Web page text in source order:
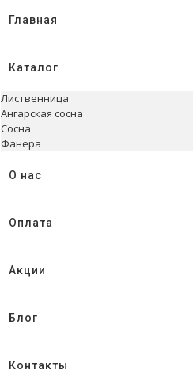
Главная
Каталог
Лиственница
Ангарская сосна
Сосна
Фанера
О нас
Оплата
Акции
Блог
Контакты